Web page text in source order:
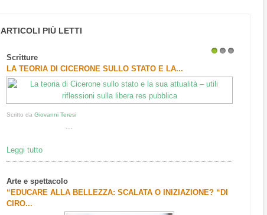
ARTICOLI PIÙ LETTI
Scritture
LA TEORIA DI CICERONE SULLO STATO E LA...
Scritto daGiovanni Teresi
...
Leggi tutto
Arte e spettacolo
“EDUCARE ALLA BELLEZZA: SCALATA O INIZIAZIONE? “DI
CIRO...